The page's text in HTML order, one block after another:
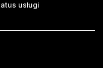
usługi